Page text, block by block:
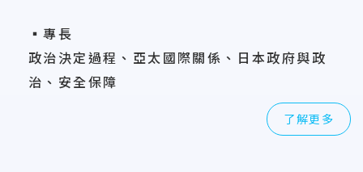
▪專長
政治決定過程、亞太國際關係、日本政府與政
治、安全保障
了解更多